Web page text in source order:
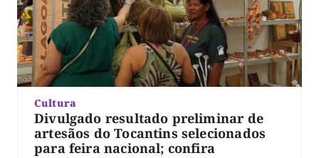
Cultura
Divulgado resultado preliminar de
artesãos do Tocantins selecionados
para feira nacional; confira